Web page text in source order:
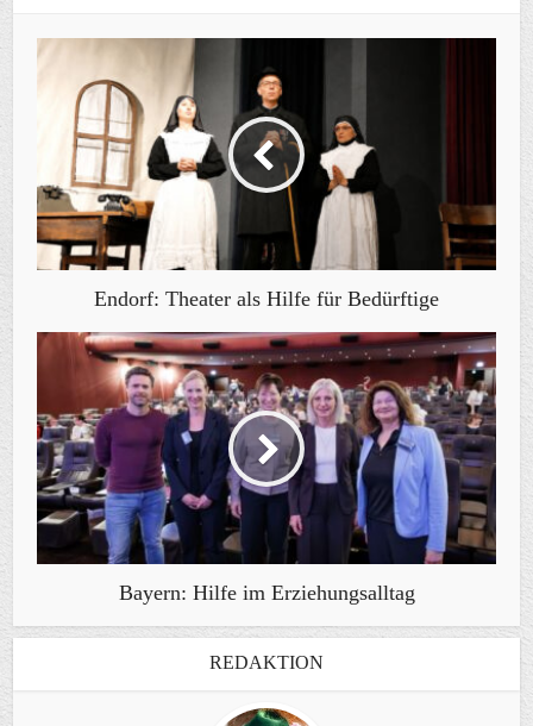
Endorf: Theater als Hilfe für Bedürftige
Bayern: Hilfe im Erziehungsalltag
REDAKTION